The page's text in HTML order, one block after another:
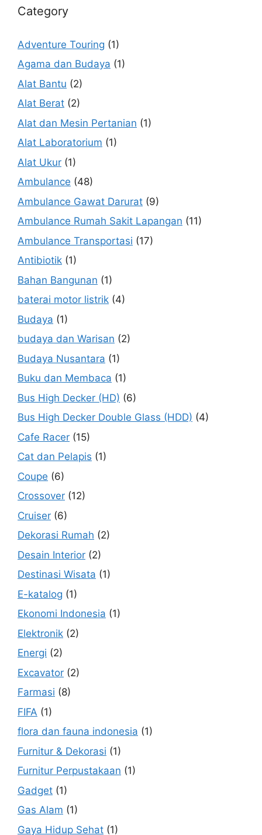
Category
Adventure Touring (1)
Agama dan Budaya (1)
Alat Bantu (2)
Alat Berat (2)
Alat dan Mesin Pertanian (1)
Alat Laboratorium (1)
Alat Ukur (1)
Ambulance (48)
Ambulance Gawat Darurat (9)
Ambulance Rumah Sakit Lapangan (11)
Ambulance Transportasi (17)
Antibiotik (1)
Bahan Bangunan (1)
baterai motor listrik (4)
Budaya (1)
budaya dan Warisan (2)
Budaya Nusantara (1)
Buku dan Membaca (1)
Bus High Decker (HD) (6)
Bus High Decker Double Glass (HDD) (4)
Cafe Racer (15)
Cat dan Pelapis (1)
Coupe (6)
Crossover (12)
Cruiser (6)
Dekorasi Rumah (2)
Desain Interior (2)
Destinasi Wisata (1)
E-katalog (1)
Ekonomi Indonesia (1)
Elektronik (2)
Energi (2)
Excavator (2)
Farmasi (8)
FIFA (1)
flora dan fauna indonesia (1)
Furnitur & Dekorasi (1)
Furnitur Perpustakaan (1)
Gadget (1)
Gas Alam (1)
Gaya Hidup Sehat (1)